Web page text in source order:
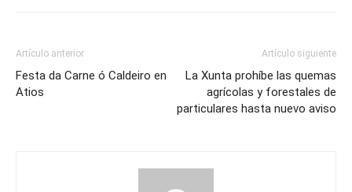
Artículo anterior
Festa da Carne ó Caldeiro en
Atios
Artículo siguiente
La Xunta prohíbe las quemas
agrícolas y forestales de
particulares hasta nuevo aviso